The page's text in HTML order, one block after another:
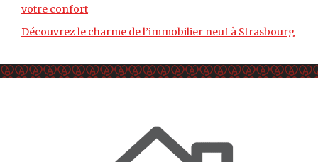
votre confort
Découvrez le charme de l’immobilier neuf à Strasbourg